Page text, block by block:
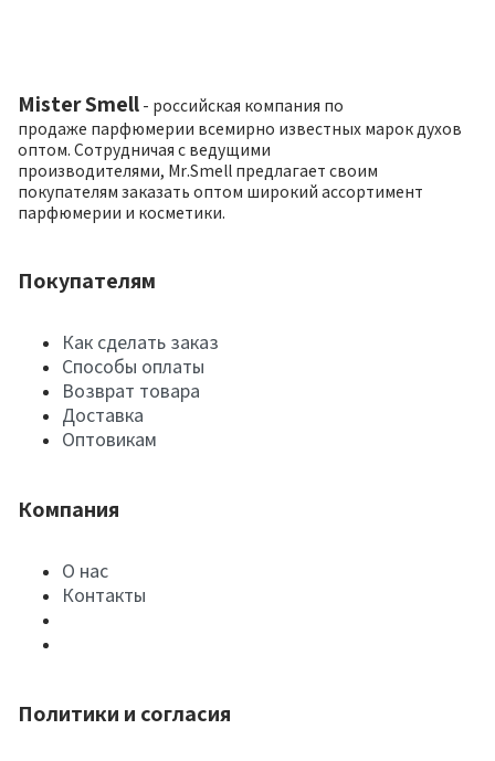
Mister Smell - российская компания по
продаже парфюмерии всемирно известных марок духов
оптом. Сотрудничая с ведущими
производителями, Mr.Smell предлагает своим
покупателям заказать оптом широкий ассортимент
парфюмерии и косметики.
Покупателям
Как сделать заказ
Способы оплаты
Возврат товара
Доставка
Оптовикам
Компания
О нас
Контакты
Политики и согласия